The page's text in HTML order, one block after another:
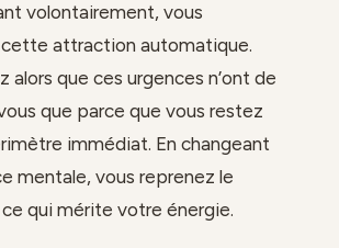
volontairement, vous
attraction automatique.
alors que ces urgences n’ont de
que parce que vous restez
immédiat. En changeant
mentale, vous reprenez le
qui mérite votre énergie.